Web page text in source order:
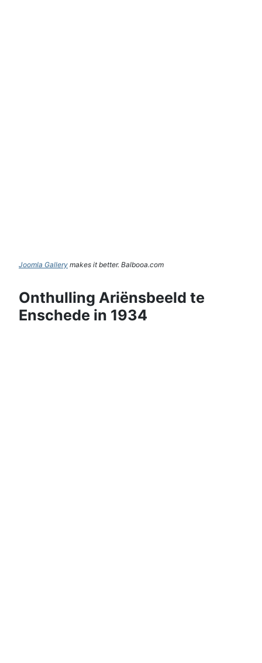
Joomla Gallery makes it better. Balbooa.com
Onthulling Ariënsbeeld te
Enschede in 1934